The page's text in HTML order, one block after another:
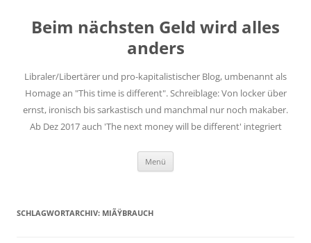
springen
Beim nächsten Geld wird alles
anders
Libraler/Libertärer und pro-kapitalistischer Blog, umbenannt als
Homage an "This time is different". Schreiblage: Von locker über
ernst, ironisch bis sarkastisch und manchmal nur noch makaber.
Ab Dez 2017 auch 'The next money will be different' integriert
Menü
SCHLAGWORTARCHIV: MIÃŸBRAUCH